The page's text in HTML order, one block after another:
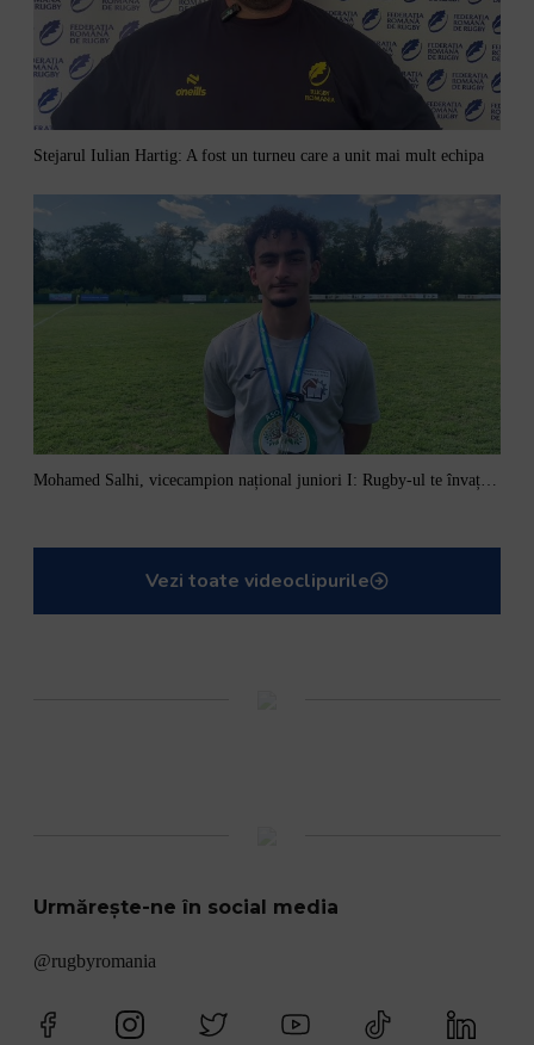
Stejarul Iulian Hartig: A fost un turneu care a unit mai mult echipa
Vezi toate videoclipurile
Urmărește-ne în social media
@rugbyromania